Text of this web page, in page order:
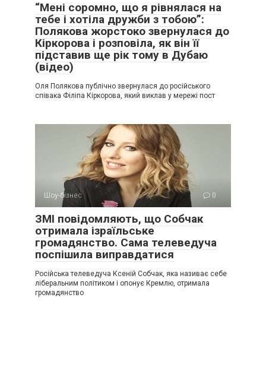
“Мені соромно, що я рівнялася на
тебе і хотіла дружби з тобою”:
Полякова жорстоко звернулася до
Кіркорова і розповіла, як він її
підставив ще рік тому в Дубаю
(відео)
Оля Полякова публічно звернулася до російського
співака Філіпа Кіркорова, який виклав у мережі пост
Шоу-бізнес 0
ЗМІ повідомляють, що Собчак
отримала ізраїльське
громадянство. Сама телеведуча
поспішила виправдатися
Російська телеведуча Ксеній Собчак, яка називає себе
ліберальним політиком і опонує Кремлю, отримала
громадянство